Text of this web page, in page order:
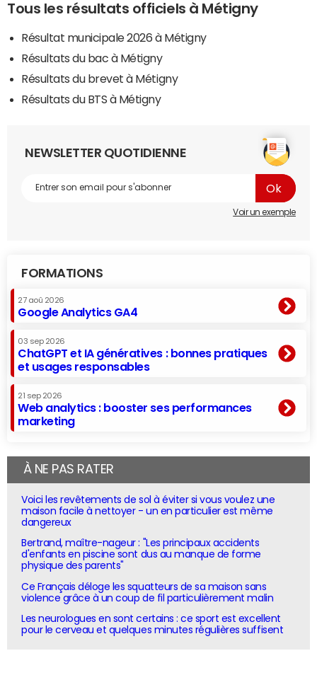
Tous les résultats officiels à Métigny
Résultat municipale 2026 à Métigny
Résultats du bac à Métigny
Résultats du brevet à Métigny
Résultats du BTS à Métigny
NEWSLETTER QUOTIDIENNE
Voir un exemple
FORMATIONS
27 aoû 2026
Google Analytics GA4
03 sep 2026
ChatGPT et IA génératives : bonnes pratiques
et usages responsables
21 sep 2026
Web analytics : booster ses performances
marketing
À NE PAS RATER
Voici les revêtements de sol à éviter si vous voulez une
maison facile à nettoyer - un en particulier est même
dangereux
Bertrand, maître-nageur : "Les principaux accidents
d'enfants en piscine sont dus au manque de forme
physique des parents"
Ce Français déloge les squatteurs de sa maison sans
violence grâce à un coup de fil particulièrement malin
Les neurologues en sont certains : ce sport est excellent
pour le cerveau et quelques minutes régulières suffisent